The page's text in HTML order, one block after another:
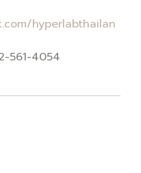
hyperlabthailan
561-4054